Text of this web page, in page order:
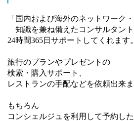
「国内および海外のネットワーク・
知識を兼ね備えたコンサルタント
24時間365日サポートしてくれます。
旅行のプランやプレゼントの
検索・購入サポート、
レストランの手配などを依頼出来ま
もちろん
コンシェルジュを利用して予約した